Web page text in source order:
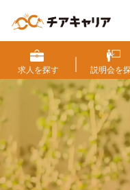
ア
キ
ャ
リ
ア
（
|
ベ
ン
チ
求人を探す 説明会を
働くに
人生に